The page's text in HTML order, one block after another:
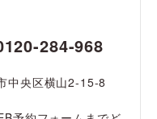
284-968
中央区横山2-15-8